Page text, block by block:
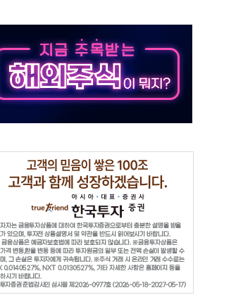
이터 기반 메디테크 혁신허브' 구상